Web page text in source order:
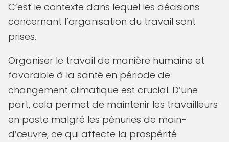
C’est le contexte dans lequel les décisions
concernant l’organisation du travail sont
prises.
Organiser le travail de manière humaine et
favorable à la santé en période de
changement climatique est crucial. D’une
part, cela permet de maintenir les travailleurs
en poste malgré les pénuries de main-
d’œuvre, ce qui affecte la prospérité